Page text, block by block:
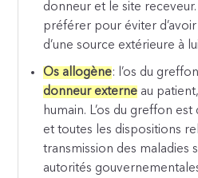
donneur et le site
préférer pour éviter
d’une source extérieure à
Os allogène: l’os du
donneur externe au
humain. L’os du greffon
et toutes les dispositions
transmission des maladies
autorités